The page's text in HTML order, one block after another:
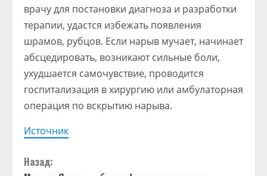
врачу для постановки диагноза и разработки
терапии, удастся избежать появления
шрамов, рубцов. Если нарыв мучает, начинает
абсцедировать, возникают сильные боли,
ухудшается самочувствие, проводится
госпитализация в хирургию или амбулаторная
операция по вскрытию нарыва.
Источник
П
Назад: